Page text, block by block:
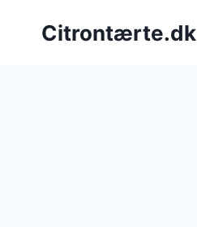
Citrontærte.dk